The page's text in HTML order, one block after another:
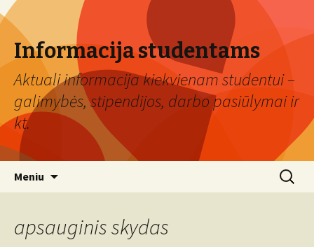
Informacija studentams
Aktuali informacija kiekvienam studentui –
galimybės, stipendijos, darbo pasiūlymai ir
kt.
Meniu Ieškoti:
apsauginis skydas